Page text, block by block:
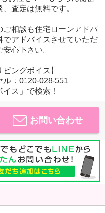
査定は無料です。
ご相談も住宅ローンアドバ
でアドバイスさせていただ
心下さい。
ビングボイス】
ル：0120-028-551
イス」で検索！
お問い合わせ